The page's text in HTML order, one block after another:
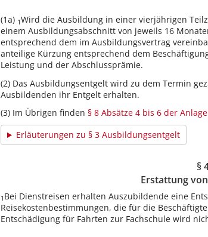
(1a) 1Wird die Ausbildung in einer vierjährigen
einem Ausbildungsabschnitt von jeweils 16
entsprechend dem im Ausbildungsvertrag
anteilige Kürzung entsprechend dem
Leistung und der Abschlussprämie.
(2) Das Ausbildungsentgelt wird zu dem Termin
Ausbildenden ihr Entgelt erhalten.
(3) Im Übrigen finden § 8 Absätze 4 bis 6 der
Erläuterungen zu § 3 Ausbildungsentgelt
§
Erstattung
1 Bei Dienstreisen erhalten Auszubildende eine
Reisekostenbestimmungen, die für die
Entschädigung für Fahrten zur Fachschule wird